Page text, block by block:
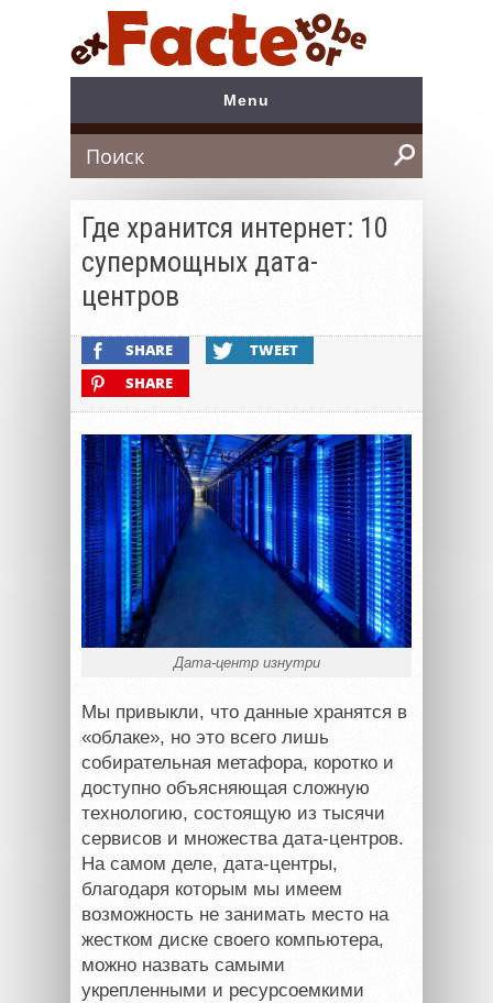
Menu
Search
Где хранится интернет: 10
супермощных дата-
центров
SHARE
TWEET
SHARE
Дата-центр изнутри
Мы привыкли, что данные хранятся в
«облаке», но это всего лишь
собирательная метафора, коротко и
доступно объясняющая сложную
технологию, состоящую из тысячи
сервисов и множества дата-центров.
На самом деле, дата-центры,
благодаря которым мы имеем
возможность не занимать место на
жестком диске своего компьютера,
можно назвать самыми
укрепленными и ресурсоемкими